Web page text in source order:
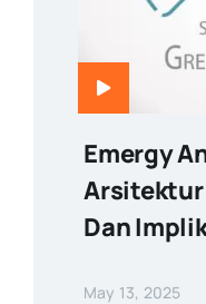
Emergy
Dan
May 13, 2025